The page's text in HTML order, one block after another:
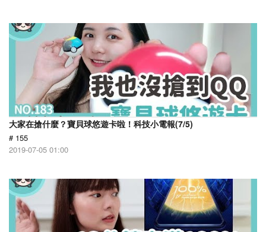
大家在搶什麼？寶貝球悠遊卡啦！科技小電報(7/5)
# 155
2019-07-05 01:00